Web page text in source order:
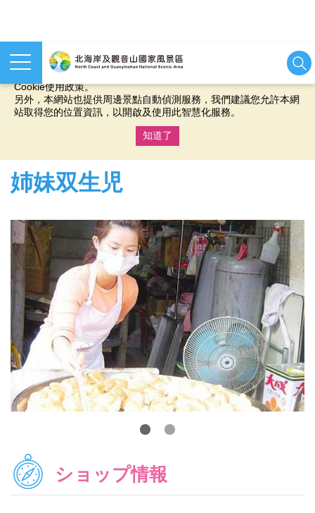
本網站使用cookies等相關技術以持續優化網站服務，並有助於為
您提供更佳的體驗，當您繼續使用本網站即表示您同意我們的
Cookie使用政策。
另外，本網站也提供周邊景點自動偵測服務，我們建議您允許本網
站取得您的位置資訊，以開啟及使用此智慧化服務。
知道了
姉妹双生児
ショップ情報